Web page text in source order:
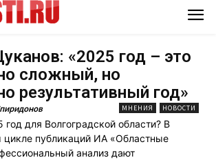
«2025 год – это
сложный, но
результативный год»
МНЕНИЯ НОВОСТИ
для Волгоградской области? В
цикле публикаций ИА «Областные
анализ дают